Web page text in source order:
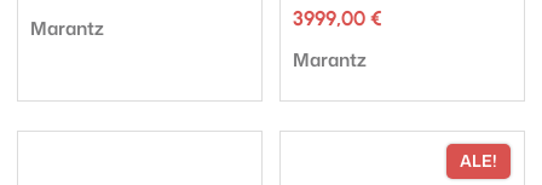
Tuotemerkki:
Marantz 3999,00 €
Tuotemerkki:
Marantz
ALE!